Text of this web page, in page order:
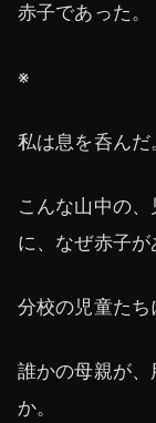
赤子であった。
※
私は息を呑んだ
こんな山中の
に、なぜ赤子が
分校の児童たち
誰かの母親が、
か。